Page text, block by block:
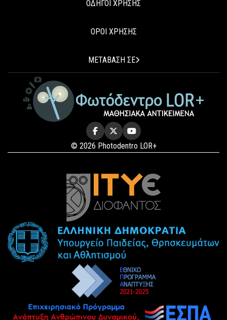
ΟΔΗΓΟΙ ΧΡΗΣΗΣ
ΟΡΟΙ ΧΡΗΣΗΣ
ΜΕΤΑΒΑΣΗ ΣΕ
© 2026 Photodentro LOR+